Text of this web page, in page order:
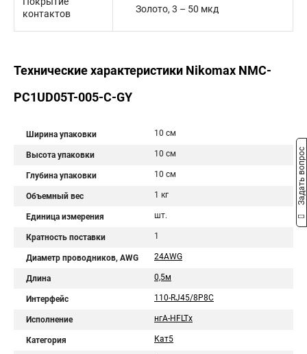
контактов
Золото, 3 – 50 мкд
Технические характеристики Nikomax NMC-
PC1UD05T-005-C-GY
Ширина упаковки 10 см
Высота упаковки 10 см
Глубина упаковки 10 см
Объемный вес 1 кг
Единица измерения шт.
Кратность поставки 1
Диаметр проводников, AWG 24AWG
Длина 0,5м
Интерфейс 110-RJ45/8P8C
Исполнение нгА-HFLTx
Категория Кат5
Задать вопрос